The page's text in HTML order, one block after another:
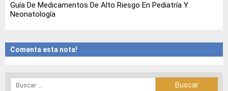
Guía De Medicamentos De Alto Riesgo En Pediatría Y
Neonatología
Comenta esta nota!